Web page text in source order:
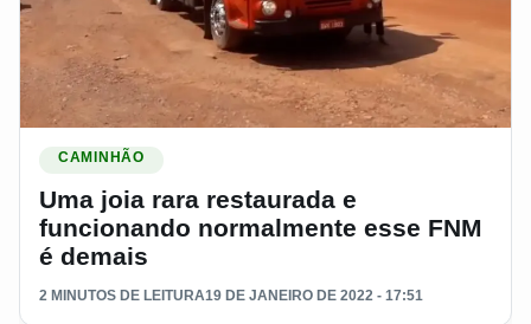
CAMINHÃO
Uma joia rara restaurada e
funcionando normalmente esse FNM
é demais
2 MINUTOS DE LEITURA19 DE JANEIRO DE 2022 - 17:51